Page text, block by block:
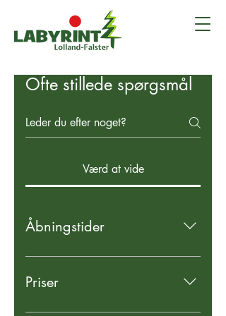
Ofte stillede spørgsmål
Værd at vide
Åbningstider
Labyrinten er midlertidigt lukket. Se
forsiden.
Priser